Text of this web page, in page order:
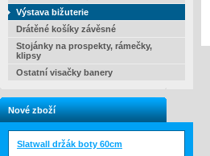
Výstava bižuterie
Drátěné košíky závěsné
Stojánky na prospekty, rámečky,
klipsy
Ostatní visačky banery
Nové zboží
Slatwall držák boty 60cm